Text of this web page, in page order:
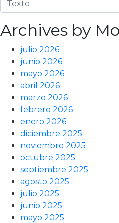
Archives by
julio 2026
junio 2026
mayo 2026
abril 2026
marzo 2026
febrero 2026
enero 2026
diciembre 2025
noviembre 2025
octubre 2025
septiembre 2025
agosto 2025
julio 2025
junio 2025
mayo 2025